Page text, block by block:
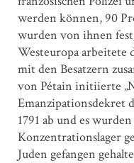
werden können, 90
wurden von ihnen
Westeuropa arbeitete
mit den Besatzern
von Pétain initiierte
Emanzipationsdekret
1791 ab und es
Konzentrationslager
Juden gefangen